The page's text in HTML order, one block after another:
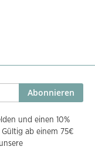
Abonnieren
und einen 10%
ab einem 75€